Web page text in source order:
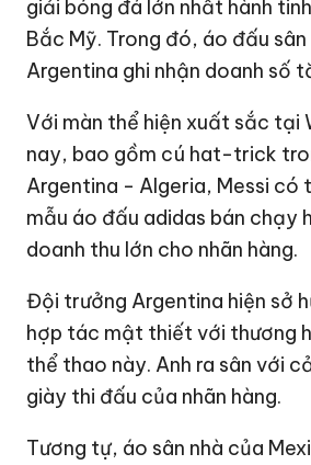
giải bóng đá lớn nhất hành
Bắc Mỹ. Trong đó, áo đấu
Argentina ghi nhận doanh số
Với màn thể hiện xuất sắc tại
nay, bao gồm cú hat-trick
Argentina - Algeria, Messi có
mẫu áo đấu adidas bán chạy
doanh thu lớn cho nhãn hàng.
Đội trưởng Argentina hiện sở
hợp tác mật thiết với thương
thể thao này. Anh ra sân với
giày thi đấu của nhãn hàng.
Tương tự, áo sân nhà của